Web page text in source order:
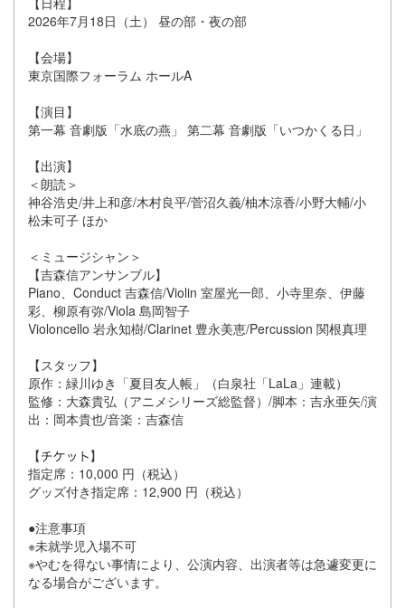
2026年7月18日（土） 昼の部・夜の部
【会場】
東京国際フォーラム ホールA
【演目】
第一幕 音劇版「水底の燕」 第二幕 音劇版「いつかくる日」
【出演】
＜朗読＞
神谷浩史/井上和彦/木村良平/菅沼久義/柚木涼香/小野大輔/小
松未可子 ほか
＜ミュージシャン＞
【吉森信アンサンブル】
Piano、Conduct 吉森信/Violin 室屋光一郎、小寺里奈、伊藤
彩、柳原有弥/Viola 島岡智子
Violoncello 岩永知樹/Clarinet 豊永美恵/Percussion 関根真理
【スタッフ】
原作：緑川ゆき「夏目友人帳」（白泉社「LaLa」連載）
監修：大森貴弘（アニメシリーズ総監督）/脚本：吉永亜矢/演
出：岡本貴也/音楽：吉森信
【
】
指定席：10,000 円（税込）
グッズ付き指定席：12,900 円（税込）
●注意事項
※未就学児入場不可
※やむを得ない事情により、公演内容、出演者等は急遽変更に
なる場合がございます。